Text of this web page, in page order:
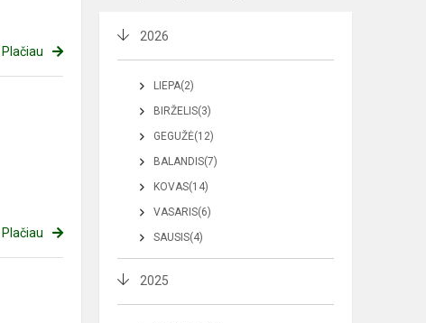
Plačiau
Plačiau
2026
LIEPA(2)
BIRŽELIS(3)
GEGUŽĖ(12)
BALANDIS(7)
KOVAS(14)
VASARIS(6)
SAUSIS(4)
2025